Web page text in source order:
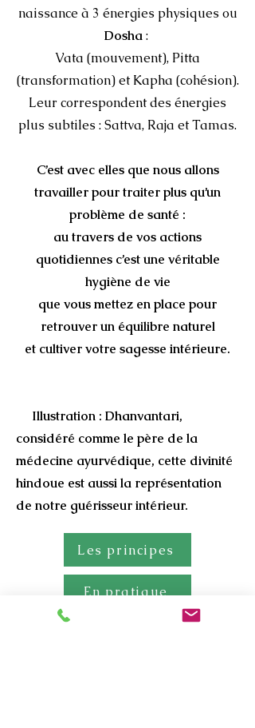
naissance à 3 énergies physiques ou
Dosha:
Vata (mouvement), Pitta
(transformation) et Kapha (cohésion).
Leur correspondent des énergies
plus subtiles : Sattva, Raja et Tamas.
C’est avec elles que nous allons
travaillerpour traiter plus qu’un
problème de santé :
au travers de vos actions
quotidiennes c’est une véritable
hygiène de vie
que vous mettez en place pour
retrouverun équilibre naturel
et cultiver votre sagesse intérieure.
Illustration : Dhanvantari,
considéré comme le père de la
médecine ayurvédique, cette divinité
hindoue est aussi la représentation
de notre guérisseur intérieur.
Les principes
En pratique